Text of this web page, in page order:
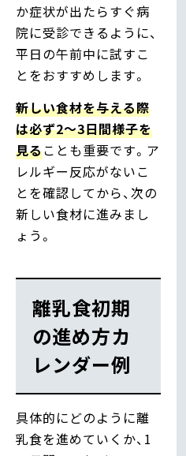
か症状が出たらすぐ病
院に受診できるように、
平日の午前中に試すこ
とをおすすめします。
新しい食材を与える際
は必ず2〜3日間様子を
見ることも重要です。ア
レルギー反応がないこ
とを確認してから、次の
新しい食材に進みまし
ょう。
離乳食初期
の進め方カ
レンダー例
具体的にどのように離
乳食を進めていくか、1